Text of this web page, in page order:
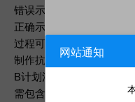
错误示范：每天学12小时
正确示范：解决3个逻辑
过程可视化
制作抗压成就墙（5星兑换
B计划清单
需包含20条以上备选人生
网站通知
添加客服为